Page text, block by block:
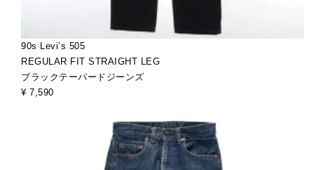
90s Levi’s 505
REGULAR FIT STRAIGHT LEG
ブラックテーパードジーンズ
¥ 7,590